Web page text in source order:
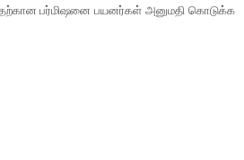
அதற்கான பர்மிஷனை பயனர்கள் அனுமதி கொடுக்க